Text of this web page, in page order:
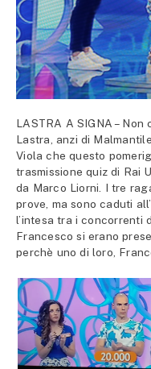
LASTRA A SIGNA –
Lastra, anzi di
Viola che questo
trasmissione quiz di Rai
da Marco Liorni. I tre
prove, ma sono caduti
l’intesa tra i concorrenti
Francesco si erano
perchè uno di loro,